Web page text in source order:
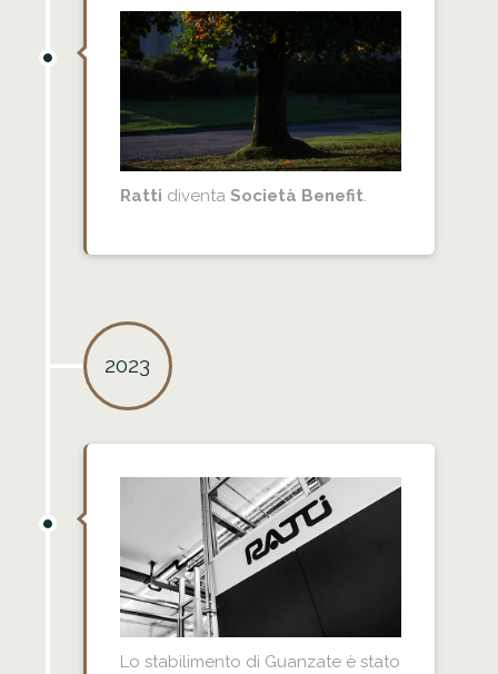
Ratti diventa Società Benefit.
2023
Lo stabilimento di Guanzate è stato